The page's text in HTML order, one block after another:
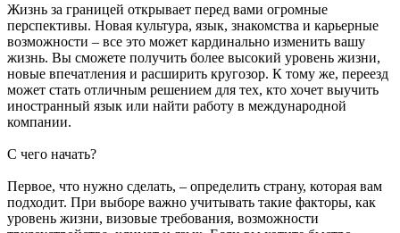
Жизнь за границей открывает перед вами огромные
перспективы. Новая культура, язык, знакомства и карьерные
возможности – все это может кардинально изменить вашу
жизнь. Вы сможете получить более высокий уровень жизни,
новые впечатления и расширить кругозор. К тому же, переезд
может стать отличным решением для тех, кто хочет выучить
иностранный язык или найти работу в международной
компании.
С чего начать?
Первое, что нужно сделать, – определить страну, которая вам
подходит. При выборе важно учитывать такие факторы, как
уровень жизни, визовые требования, возможности